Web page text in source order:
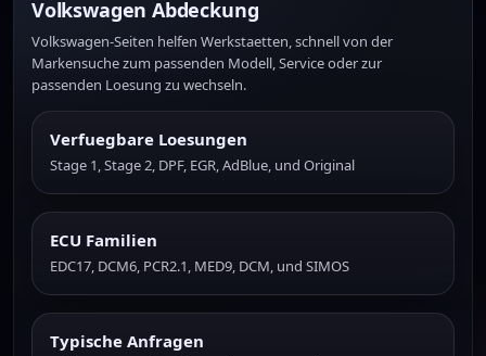
Volkswagen Abdeckung
Volkswagen-Seiten helfen Werkstaetten, schnell von der
Markensuche zum passenden Modell, Service oder zur
passenden Loesung zu wechseln.
Verfuegbare Loesungen
Stage 1, Stage 2, DPF, EGR, AdBlue, und Original
ECU Familien
EDC17, DCM6, PCR2.1, MED9, DCM, und SIMOS
Typische Anfragen